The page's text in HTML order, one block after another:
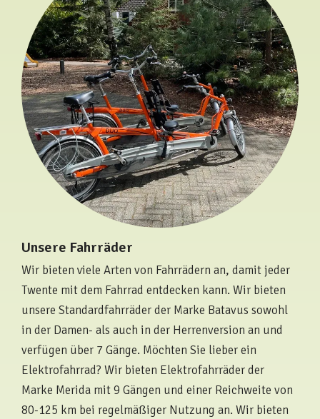
Unsere Fahrräder
Wir bieten viele Arten von Fahrrädern an, damit jeder
Twente mit dem Fahrrad entdecken kann. Wir bieten
unsere Standardfahrräder der Marke Batavus sowohl
in der Damen- als auch in der Herrenversion an und
verfügen über 7 Gänge. Möchten Sie lieber ein
Elektrofahrrad? Wir bieten Elektrofahrräder der
Marke Merida mit 9 Gängen und einer Reichweite von
80-125 km bei regelmäßiger Nutzung an. Wir bieten